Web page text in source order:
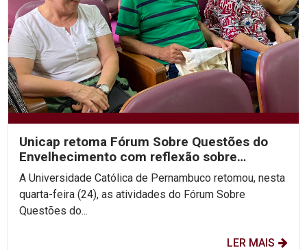
Unicap retoma Fórum Sobre Questões do
Envelhecimento com reflexão sobre
Ecologia Integral
A Universidade Católica de Pernambuco retomou, nesta
quarta-feira (24), as atividades do Fórum Sobre
Questões do...
LER MAIS